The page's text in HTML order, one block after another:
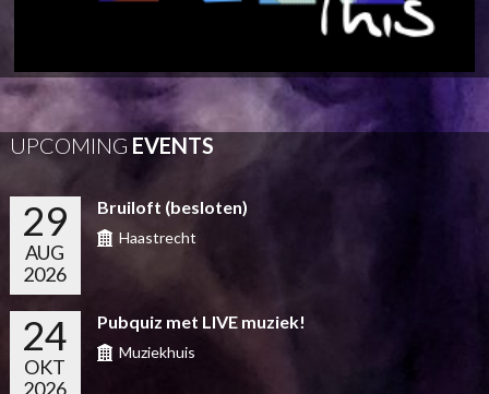
UPCOMING EVENTS
29
AUG
2026
Bruiloft (besloten)
Haastrecht
24
OKT
2026
Pubquiz met LIVE muziek!
Muziekhuis